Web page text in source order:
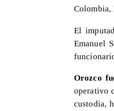
Colombia,
El
Emanuel
Orozco
operativo
custodia,